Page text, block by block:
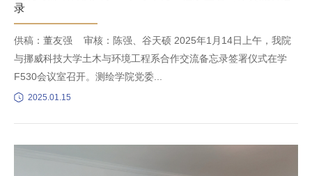
录
供稿：董友强 审核：陈强、谷天硕 2025年1月14日上午，我院
与挪威科技大学土木与环境工程系合作交流备忘录签署仪式在学
F530会议室召开。测绘学院党委...
2025.01.15